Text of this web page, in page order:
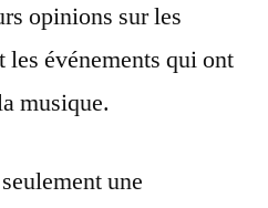
opinions sur les
les événements qui ont
musique.
une